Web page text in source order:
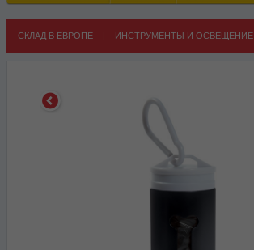
СКЛАД В ЕВРОПЕ | ИНСТРУМЕНТЫ И ОСВЕЩЕНИЕ